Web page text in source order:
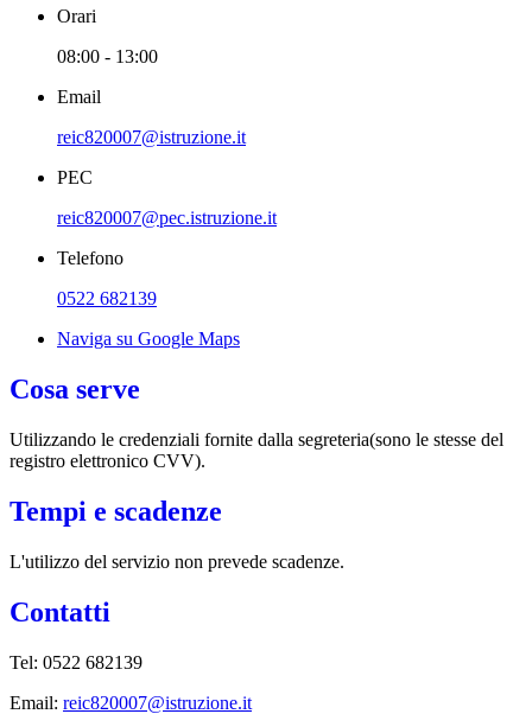
Orari
08:00 - 13:00
Email
reic820007@istruzione.it
PEC
reic820007@pec.istruzione.it
Telefono
0522 682139
Naviga su Google Maps
Cosa serve
Utilizzando le credenziali fornite dalla segreteria(sono le stesse del
registro elettronico CVV).
Tempi e scadenze
L'utilizzo del servizio non prevede scadenze.
Contatti
Tel: 0522 682139
Email: reic820007@istruzione.it